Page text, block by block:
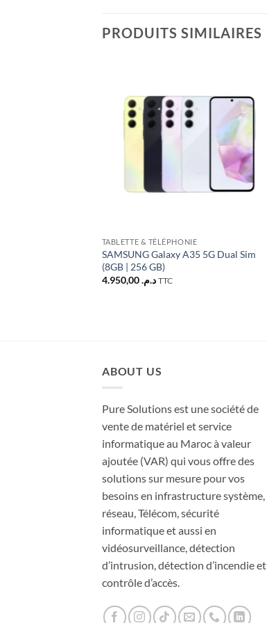
PRODUITS SIMILAIRES
Ajouter
à la liste
d’envies
TABLETTE & TÉLÉPHONIE
SAMSUNG Galaxy A35 5G Dual Sim
(8GB | 256 GB)
د.م.4.950,00 TTC
ABOUT US
Pure Solutions est une société de
vente de matériel et service
informatique au Maroc à valeur
ajoutée (VAR) qui vous offre des
solutions sur mesure pour vos
besoins en infrastructure système,
réseau, Télécom, sécurité
informatique et aussi en
vidéosurveillance, détection
d’intrusion, détection d’incendie et
contrôle d’accès.